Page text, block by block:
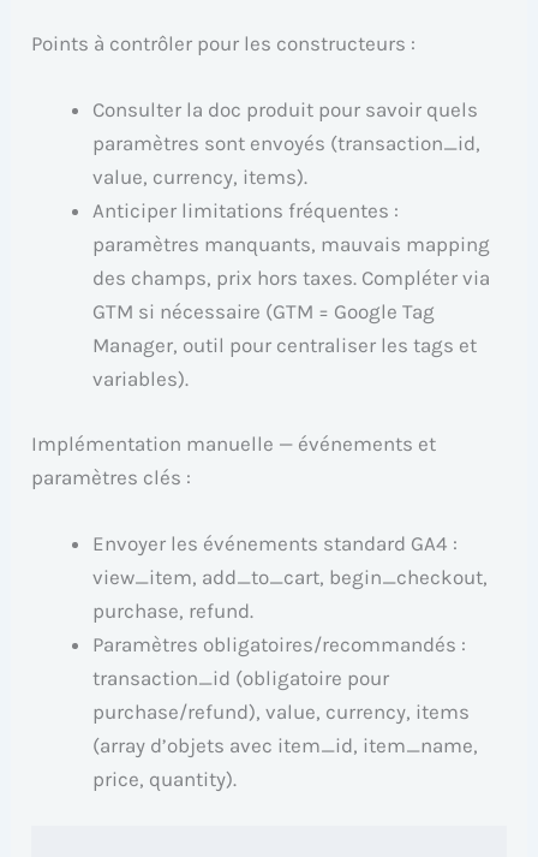
Points à contrôler pour les constructeurs :
Consulter la doc produit pour savoir quels
paramètres sont envoyés (transaction_id,
value, currency, items).
Anticiper limitations fréquentes :
paramètres manquants, mauvais mapping
des champs, prix hors taxes. Compléter via
GTM si nécessaire (GTM = Google Tag
Manager, outil pour centraliser les tags et
variables).
Implémentation manuelle — événements et
paramètres clés :
Envoyer les événements standard GA4 :
view_item, add_to_cart, begin_checkout,
purchase, refund.
Paramètres obligatoires/recommandés :
transaction_id (obligatoire pour
purchase/refund), value, currency, items
(array d’objets avec item_id, item_name,
price, quantity).